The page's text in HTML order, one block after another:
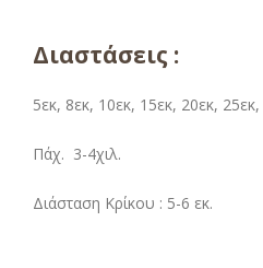
Διαστάσεις :
5εκ, 8εκ, 10εκ, 15εκ, 20εκ,
Πάχ. 3-4χιλ.
Διάσταση Κρίκου : 5-6 εκ.